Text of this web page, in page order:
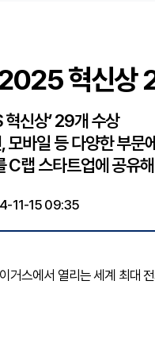
혁신상
혁신상’ 29개 수상
모바일 등 다양한 부문
C랩 스타트업에 공유
11-15 09:35
거스에서 열리는 세계 최대